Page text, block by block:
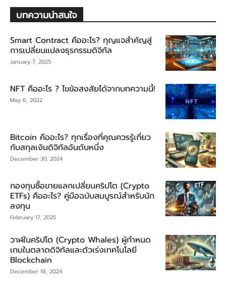
บทความน่าสนใจ
Smart Contract คืออะไร? กุญแจสำคัญสู่
การเปลี่ยนแปลงธุรกรรมดิจิทัล
January 7, 2025
NFT คืออะไร ? ไขข้อสงสัยได้จากบทความนี้!
May 6, 2022
Bitcoin คืออะไร? ทุกเรื่องที่คุณควรรู้เกี่ยว
กับสกุลเงินดิจิทัลอันดับหนึ่ง
December 30, 2024
กองทุนซื้อขายแลกเปลี่ยนคริปโต (Crypto
ETFs) คืออะไร? คู่มือฉบับสมบูรณ์สำหรับนัก
ลงทุน
February 17, 2025
วาฬในคริปโต (Crypto Whales) ผู้กำหนด
เกมในตลาดดิจิทัลและตัวเร่งเทคโนโลยี
Blockchain
December 18, 2024